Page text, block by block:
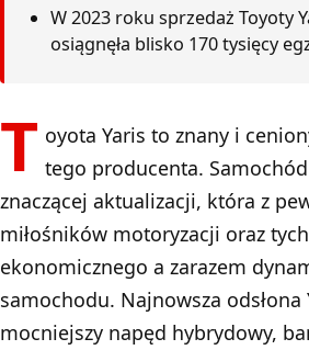
W 2023 roku sprzedaż Toyoty
osiągnęła blisko 170 tysięcy
T oyota Yaris to znany i
tego producenta. Samochód
znaczącej aktualizacji, która z
miłośników motoryzacji oraz
ekonomicznego a zarazem
samochodu. Najnowsza odsłona
mocniejszy napęd hybrydowy,